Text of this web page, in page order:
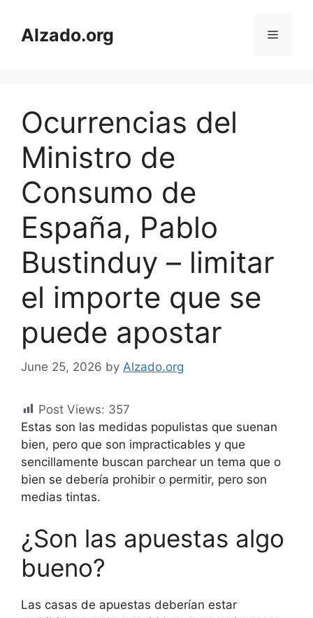
contentAlzado.org Menu
Ocurrencias del
Ministro de
Consumo de
España, Pablo
Bustinduy – limitar
el importe que se
puede apostar
June 25, 2026 by Alzado.org
Post Views: 357
Estas son las medidas populistas que suenan
bien, pero que son impracticables y que
sencillamente buscan parchear un tema que o
bien se debería prohibir o permitir, pero son
medias tintas.
¿Son las apuestas algo
bueno?
Las casas de apuestas deberían estar